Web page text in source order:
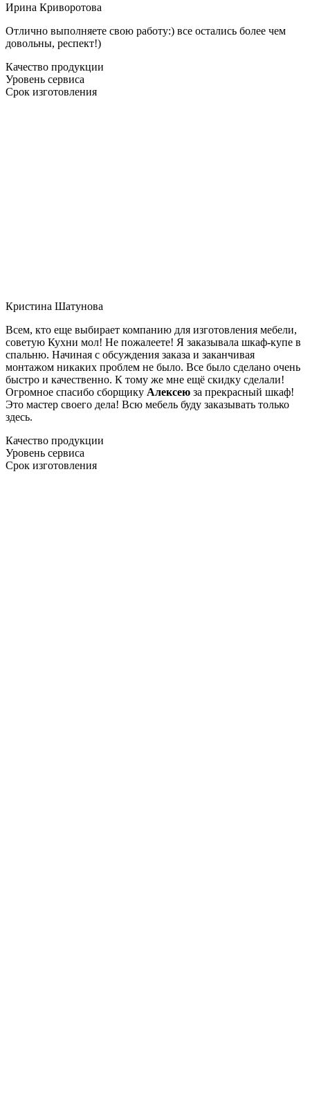
Ирина Криворотова
Отлично выполняете свою работу:) все остались более чем
довольны, респект!)
Качество продукции
Уровень сервиса
Срок изготовления
Кристина Шатунова
Всем, кто еще выбирает компанию для изготовления мебели,
советую Кухни мол! Не пожалеете! Я заказывала шкаф-купе в
спальню. Начиная с обсуждения заказа и заканчивая
монтажом никаких проблем не было. Все было сделано очень
быстро и качественно. К тому же мне ещё скидку сделали!
Огромное спасибо сборщику Алексею за прекрасный шкаф!
Это мастер своего дела! Всю мебель буду заказывать только
здесь.
Качество продукции
Уровень сервиса
Срок изготовления